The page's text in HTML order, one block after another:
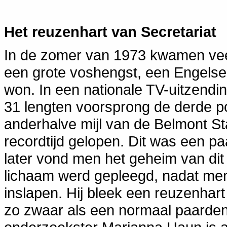
Het reuzenhart van Secretariat
In de zomer van 1973 kwamen
een grote voshengst, een
won. In een nationale TV-
31 lengten voorsprong de derde
anderhalve mijl van de Belmont
recordtijd gelopen. Dit was een
later vond men het geheim van
lichaam werd gepleegd, nadat
inslapen. Hij bleek een
zo zwaar als een normaal